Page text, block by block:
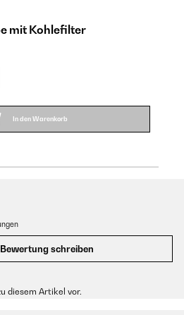
mit Kohlefilter
In den Warenkorb
Bewertung schreiben
diesem Artikel vor.